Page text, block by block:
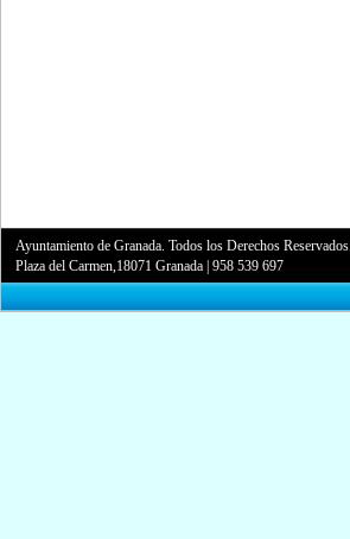
Ayuntamiento de Granada. Todos los Derechos Reservados.
Plaza del Carmen,18071 Granada |958 539 697